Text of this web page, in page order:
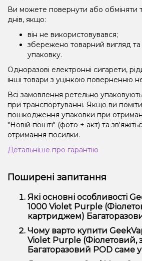
Ви можете повернути або обміняти
днів, якщо:
він не використовувався;
збережено товарний вигляд та
упаковку.
Одноразові електронні сигарети,
інші товари з уцінкою поверненню
Всі замовлення ретельно
при транспортуванні. Якщо ви
пошкодження упаковки при
"Новій пошті" (фото + акт) та
отримання посилки.
Детальніше про гарантію
Поширені запитання
Які основні особливості
1000 Violet Purple
картриджем)
GeekVape Sonder Q 1000
з картриджем) Багаторазовий
високою якістю, зручністю
надійністю.
Чому варто купити
Violet Purple (Фіолетовий,
Багаторазовий POD саме